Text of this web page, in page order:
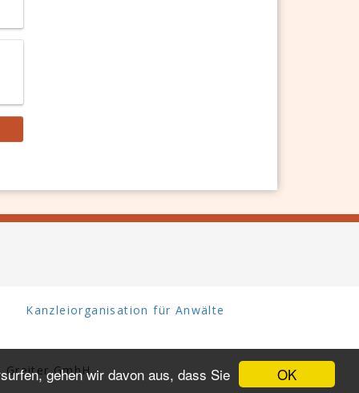
OK
gehen wir davon aus, dass Sie
Kanzleiorganisation für Anwälte
GmbH.